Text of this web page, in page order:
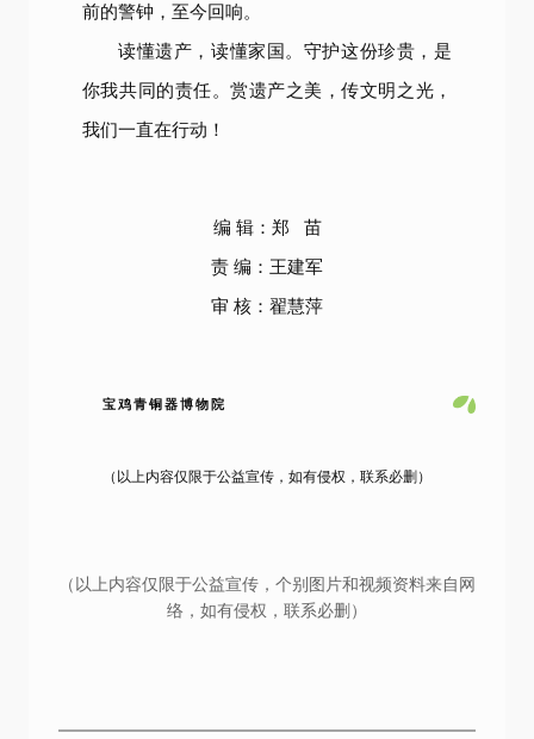
前的警钟，至今回响。
读懂遗产，读懂家国。守护这份珍贵，是
你我共同的责任。赏遗产之美，传文明之光，
我们一直在行动！
编 辑：郑 苗
责 编：王建军
审 核：翟慧萍
宝鸡青铜器博物院
（以上内容仅限于公益宣传，如有侵权，联系必删）
（以上内容仅限于公益宣传，个别图片和视频资料来自网
络，如有侵权，联系必删）